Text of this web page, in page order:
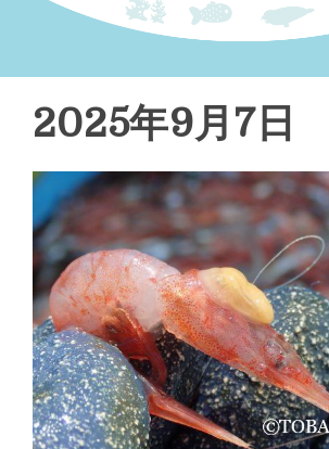
2025年9月7日